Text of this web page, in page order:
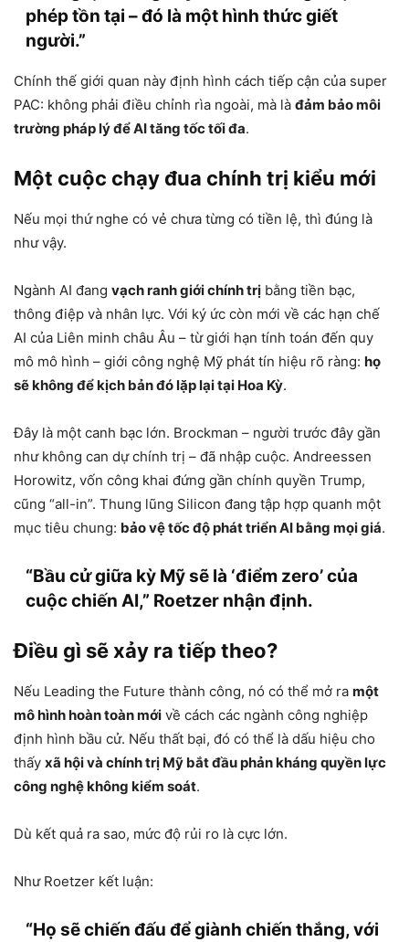
phép tồn tại – đó là một hình thức giết
người.”
Chính thế giới quan này định hình cách tiếp cận của super
PAC: không phải điều chỉnh rìa ngoài, mà là đảm bảo môi
trường pháp lý để AI tăng tốc tối đa.
Một cuộc chạy đua chính trị kiểu mới
Nếu mọi thứ nghe có vẻ chưa từng có tiền lệ, thì đúng là
như vậy.
Ngành AI đang vạch ranh giới chính trị bằng tiền bạc,
thông điệp và nhân lực. Với ký ức còn mới về các hạn chế
AI của Liên minh châu Âu – từ giới hạn tính toán đến quy
mô mô hình – giới công nghệ Mỹ phát tín hiệu rõ ràng: họ
sẽ không để kịch bản đó lặp lại tại Hoa Kỳ.
Đây là một canh bạc lớn. Brockman – người trước đây gần
như không can dự chính trị – đã nhập cuộc. Andreessen
Horowitz, vốn công khai đứng gần chính quyền Trump,
cũng “all-in”. Thung lũng Silicon đang tập hợp quanh một
mục tiêu chung: bảo vệ tốc độ phát triển AI bằng mọi giá.
“Bầu cử giữa kỳ Mỹ sẽ là ‘điểm zero’ của
cuộc chiến AI,” Roetzer nhận định.
Điều gì sẽ xảy ra tiếp theo?
Nếu Leading the Future thành công, nó có thể mở ra một
mô hình hoàn toàn mới về cách các ngành công nghiệp
định hình bầu cử. Nếu thất bại, đó có thể là dấu hiệu cho
thấy xã hội và chính trị Mỹ bắt đầu phản kháng quyền lực
công nghệ không kiểm soát.
Dù kết quả ra sao, mức độ rủi ro là cực lớn.
Như Roetzer kết luận:
“Họ sẽ chiến đấu để giành chiến thắng, với